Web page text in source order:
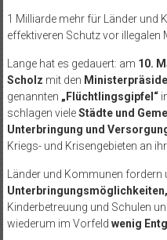
1 Milliarde mehr für Länder und
effektiveren Schutz vor illegalen
Lange hat es gedauert: am 10.
Scholz mit den
genannten „Flüchtlingsgipfel“
schlagen vieleStädte und
Unterbringung und
Kriegs- und Krisengebieten an
Länder und Kommunen fordern
Kinderbetreuung und Schulen
wiederum im Vorfeld wenig